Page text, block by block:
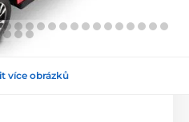
více obrázků